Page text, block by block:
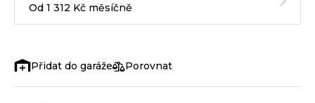
Od 1 312 Kč měsíčně
Porovnat